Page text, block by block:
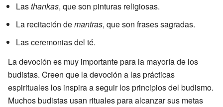
Lasthankas, que son pinturas religiosas.
La recitación demantras, que son frases sagradas.
Las ceremonias del té.
La devoción es muy importante para la mayoría de los
budistas. Creen que la devoción a las prácticas
espirituales los inspira a seguir los principios del budismo.
Muchos budistas usan rituales para alcanzar sus metas